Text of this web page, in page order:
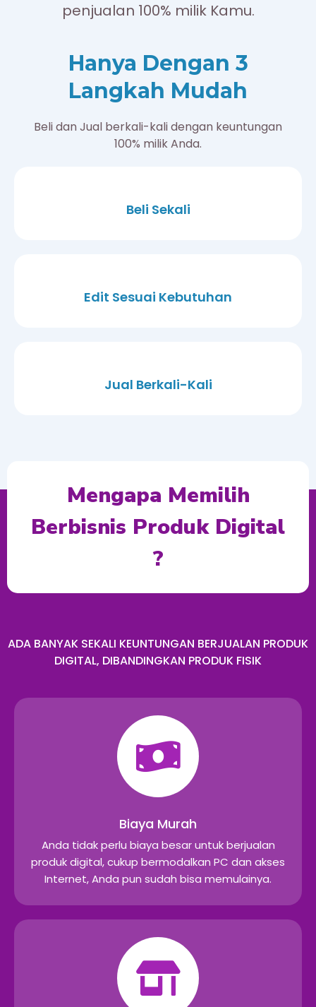
penjualan 100% milik Kamu.
Hanya Dengan 3
Langkah Mudah
Beli dan Jual berkali-kali dengan keuntungan
100% milik Anda.
Beli Sekali
Edit Sesuai Kebutuhan
Jual Berkali-Kali
Mengapa Memilih
Berbisnis Produk Digital
?
ADA BANYAK SEKALI KEUNTUNGAN BERJUALAN PRODUK
DIGITAL, DIBANDINGKAN PRODUK FISIK
Biaya Murah
Anda tidak perlu biaya besar untuk berjualan
produk digital, cukup bermodalkan PC dan akses
Internet, Anda pun sudah bisa memulainya.